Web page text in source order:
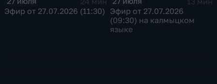
Эфир от 27.07.2026 (11:30) Эфир от 27.07.2026
(09:30) на калмыцком
языке